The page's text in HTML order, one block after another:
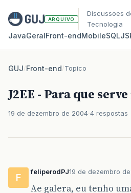
ARQUIVO
Discussoes
Tecnologia
JavaGeralFront‑endMobileSQLJS
GUJ/Front-end/Topico
J2EE - Para que
19 de dezembro de 2004 4 respostas
F
feliperodPJ19 de dezembro
Ae galera, eu tenho